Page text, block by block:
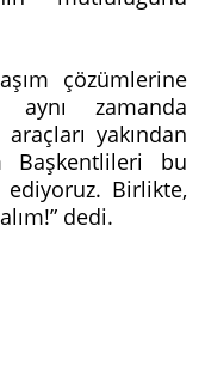
çözümlerine
aynı zamanda
yakından
Başkentlileri bu
Birlikte,
dedi.